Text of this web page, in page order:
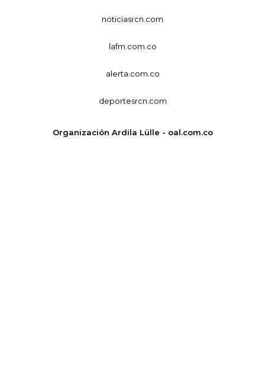
noticiasrcn.com
lafm.com.co
alerta.com.co
deportesrcn.com
Organización Ardila Lülle - oal.com.co